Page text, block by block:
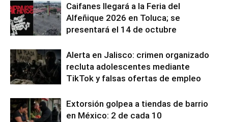
Caifanes llegará a la Feria del
Alfeñique 2026 en Toluca; se
presentará el 14 de octubre
Alerta en Jalisco: crimen organizado
recluta adolescentes mediante
TikTok y falsas ofertas de empleo
Extorsión golpea a tiendas de barrio
en México: 2 de cada 10